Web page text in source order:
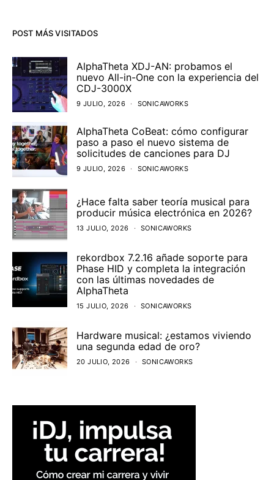
POST MÁS VISITADOS
AlphaTheta XDJ-AN: probamos el
nuevo All-in-One con la experiencia del
CDJ-3000X
9 JULIO, 2026 SONICAWORKS
AlphaTheta CoBeat: cómo configurar
paso a paso el nuevo sistema de
solicitudes de canciones para DJ
9 JULIO, 2026 SONICAWORKS
¿Hace falta saber teoría musical para
producir música electrónica en 2026?
13 JULIO, 2026 SONICAWORKS
rekordbox 7.2.16 añade soporte para
Phase HID y completa la integración
con las últimas novedades de
AlphaTheta
15 JULIO, 2026 SONICAWORKS
Hardware musical: ¿estamos viviendo
una segunda edad de oro?
20 JULIO, 2026 SONICAWORKS